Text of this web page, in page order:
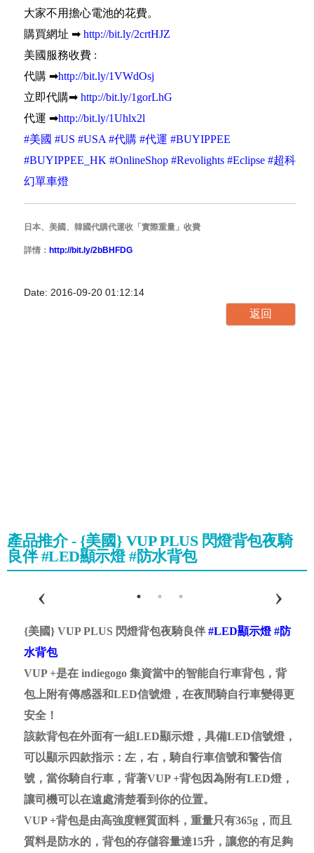
大家不用擔心電池的花費。
購買網址 ➡ http://bit.ly/2crtHJZ
美國服務收費 :
代購 ➡http://bit.ly/1VWdOsj
立即代購➡ http://bit.ly/1gorLhG
代運 ➡http://bit.ly/1Uhlx2l
#美國 #US #USA #代購 #代運 #BUYIPPEE
#BUYIPPEE_HK #OnlineShop #Revolights #Eclipse #超科
幻單車燈
日本、美國、韓國代購代運收「實際重量」收費
詳情： http://bit.ly/2bBHFDG
Date: 2016-09-20 01:12:14
產品推介 - {美國} VUP PLUS 閃燈背包夜騎
良伴 #LED顯示燈 #防水背包
{美國} VUP PLUS 閃燈背包夜騎良伴 #LED顯示燈 #防
水背包
VUP +是在 indiegogo 集資當中的智能自行車背包，背
包上附有傳感器和LED信號燈，在夜間騎自行車變得更